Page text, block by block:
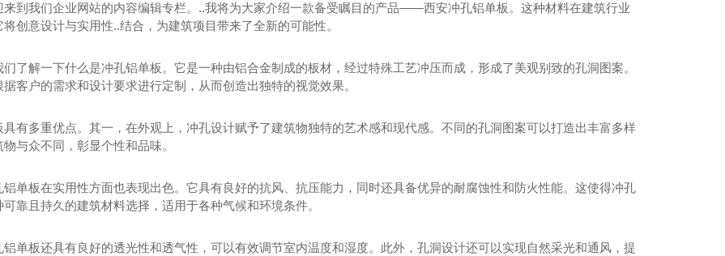
来到我们企业网站的内容编辑专栏。..我将为大家介绍一款备受瞩目的产品——西安冲孔铝单板。这种材料在建筑行业
创意设计与实用性..结合，为建筑项目带来了全新的可能性。
了解一下什么是冲孔铝单板。它是一种由铝合金制成的板材，经过特殊工艺冲压而成，形成了美观别致的孔洞图案。
客户的需求和设计要求进行定制，从而创造出独特的视觉效果。
具有多重优点。其一，在外观上，冲孔设计赋予了建筑物独特的艺术感和现代感。不同的孔洞图案可以打造出丰富多样
与众不同，彰显个性和品味。
铝单板在实用性方面也表现出色。它具有良好的抗风、抗压能力，同时还具备优异的耐腐蚀性和防火性能。这使得冲孔
靠且持久的建筑材料选择，适用于各种气候和环境条件。
铝单板还具有良好的透光性和透气性，可以有效调节室内温度和湿度。此外，孔洞设计还可以实现自然采光和通风，提